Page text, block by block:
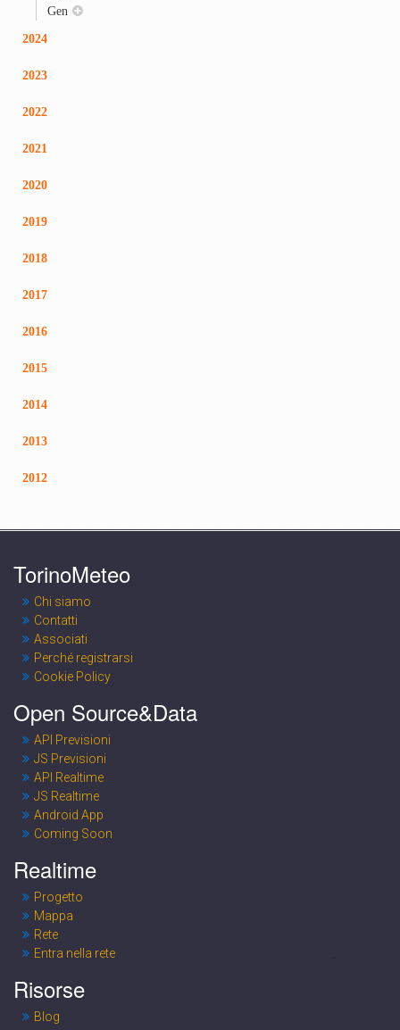
Gen
2024
2023
2022
2021
2020
2019
2018
2017
2016
2015
2014
2013
2012
TorinoMeteo
Chi siamo
Contatti
Associati
Perché registrarsi
Cookie Policy
Open Source&Data
API Previsioni
JS Previsioni
API Realtime
JS Realtime
Android App
Coming Soon
Realtime
Progetto
Mappa
Rete
Entra nella rete
Risorse
Blog